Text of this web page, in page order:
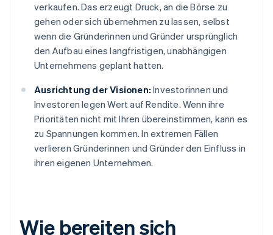
verkaufen. Das erzeugt Druck, an die Börse zu
gehen oder sich übernehmen zu lassen, selbst
wenn die Gründerinnen und Gründer ursprünglich
den Aufbau eines langfristigen, unabhängigen
Unternehmens geplant hatten.
Ausrichtung der Visionen: Investorinnen und
Investoren legen Wert auf Rendite. Wenn ihre
Prioritäten nicht mit Ihren übereinstimmen, kann es
zu Spannungen kommen. In extremen Fällen
verlieren Gründerinnen und Gründer den Einfluss in
ihren eigenen Unternehmen.
Wie bereiten sich